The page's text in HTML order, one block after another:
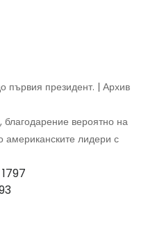
президент. | Архив
вероятно на
американските лидери с